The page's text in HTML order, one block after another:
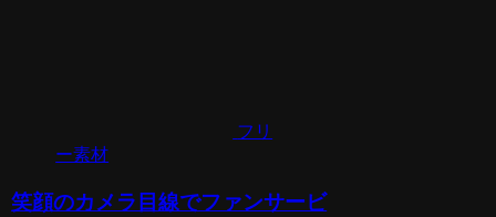
フリ
ー素材
笑顔のカメラ目線でファンサービ